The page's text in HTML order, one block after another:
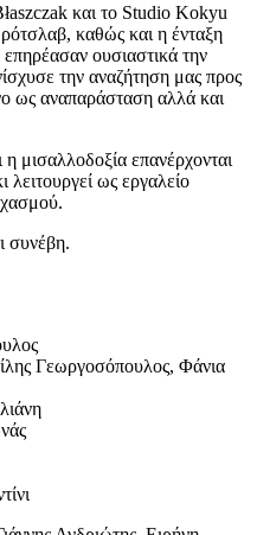
και το Studio Kokyu
καθώς και η ένταξη
ουσιαστικά την
την αναζήτηση μας προς
ως αναπαράσταση αλλά και
μισαλλοδοξία επανέρχονται
ως εργαλείο
συνέβη.
Γεωργοσόπουλος, Φάνια